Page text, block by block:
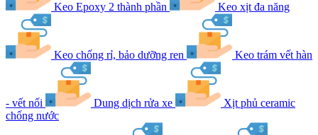
Keo Epoxy 2 thành phần Keo xịt đa năng
Keo chống rỉ, bảo dưỡng ren Keo trám vết hàn
- vết nối Dung dịch rửa xe
Xịt phủ ceramic
chống nước